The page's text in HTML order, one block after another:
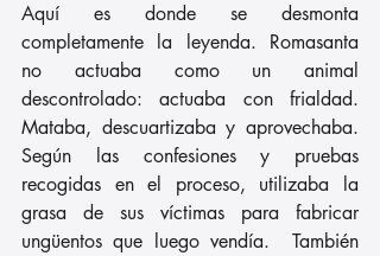
Aquí es donde se desmonta
completamente la leyenda. Romasanta
no actuaba como un animal
descontrolado: actuaba con frialdad.
Mataba, descuartizaba y aprovechaba.
Según las confesiones y pruebas
recogidas en el proceso, utilizaba la
grasa de sus víctimas para fabricar
ungüentos que luego vendía.  También